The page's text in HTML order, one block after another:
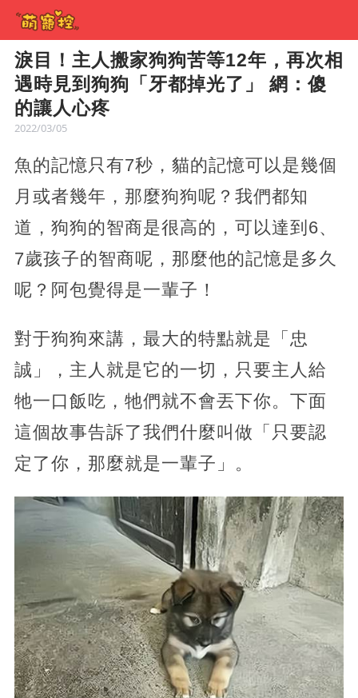
淚目！主人搬家狗狗苦等12年，再次相
遇時見到狗狗「牙都掉光了」 網：傻
的讓人心疼
2022/03/05
魚的記憶只有7秒，貓的記憶可以是幾個
月或者幾年，那麼狗狗呢？我們都知
道，狗狗的智商是很高的，可以達到6、
7歲孩子的智商呢，那麼他的記憶是多久
呢？阿包覺得是一輩子！
對于狗狗來講，最大的特點就是「忠
誠」，主人就是它的一切，只要主人給
牠一口飯吃，牠們就不會丟下你。下面
這個故事告訴了我們什麼叫做「只要認
定了你，那麼就是一輩子」。